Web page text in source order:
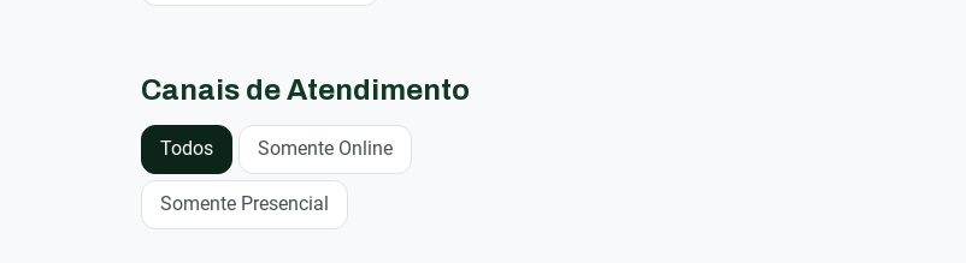
Canais de Atendimento
Todos Somente Online
Somente Presencial